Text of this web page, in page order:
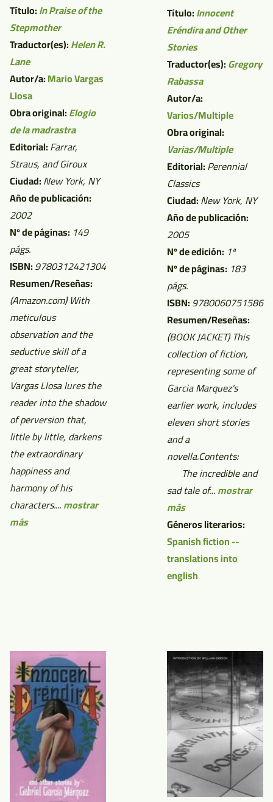
Título:In Praise of the
Stepmother
Traductor(es):Helen R.
Lane
Autor/a:Mario Vargas
Llosa
Obra original:Elogio
de la madrastra
Editorial:Farrar,
Straus, and Giroux
Ciudad:New York, NY
Año de publicación:
2002
Nº de páginas: 149
págs.
ISBN:9780312421304
Resumen/Reseñas:
(Amazon.com)With
meticulous
observation and the
seductive skill of a
great storyteller,
Vargas Llosa lures the
reader into the shadow
of perversion that,
little by little, darkens
the extraordinary
happiness and
harmony of his
characters....mostrar
más
Título:Innocent
Eréndira and Other
Stories
Traductor(es):Gregory
Rabassa
Autor/a:
Varios/Multiple
Obra original:
Varias/Multiple
Editorial:Perennial
Classics
Ciudad:New York, NY
Año de publicación:
2005
Nº de edición: 1ª
Nº de páginas: 183
págs.
ISBN:9780060751586
Resumen/Reseñas:
(BOOK JACKET)This
collection of fiction,
representing some of
Garcia Marquez's
earlier work, includes
eleven short stories
and a
novella.Contents:
The incredible and
sad tale of...mostrar
más
Géneros literarios:
Spanish fiction --
translations into
english